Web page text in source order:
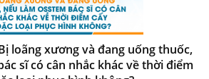
loãng xương và đang uống thuốc,
sĩ có cân nhắc khác về thời điểm